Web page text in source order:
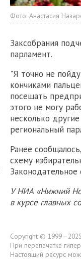
Фото: Анастасия
Заксобрания
парламент.
"Я точно не
кончиками
посещать
этого не могу
несколько
региональный
Ранее
схему
Законодательное
У НИА «Нижний
в курсе главных
Copyright ©
При перепечатке
Настоящий ресурс